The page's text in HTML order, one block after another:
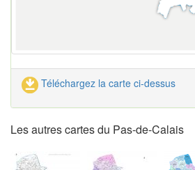
Téléchargez la carte ci-dessus
Les autres cartes du Pas-de-Calais